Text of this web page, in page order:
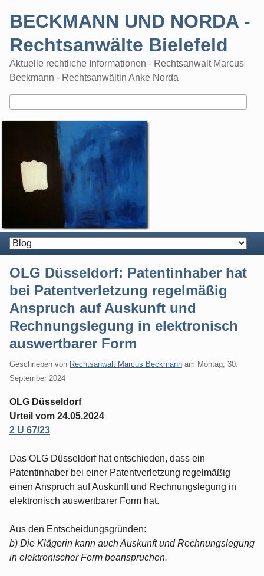
BECKMANN UND NORDA -
Rechtsanwälte Bielefeld
Aktuelle rechtliche Informationen - Rechtsanwalt Marcus
Beckmann - Rechtsanwältin Anke Norda
OLG Düsseldorf: Patentinhaber hat
bei Patentverletzung regelmäßig
Anspruch auf Auskunft und
Rechnungslegung in elektronisch
auswertbarer Form
Geschrieben von Rechtsanwalt Marcus Beckmann am Montag, 30.
September 2024
OLG Düsseldorf
Urteil vom 24.05.2024
2 U 67/23
Das OLG Düsseldorf hat entschieden, dass ein
Patentinhaber bei einer Patentverletzung regelmäßig
einen Anspruch auf Auskunft und Rechnungslegung in
elektronisch auswertbarer Form hat.
Aus den Entscheidungsgründen:
b) Die Klägerin kann auch Auskunft und Rechnungslegung
in elektronischer Form beanspruchen.